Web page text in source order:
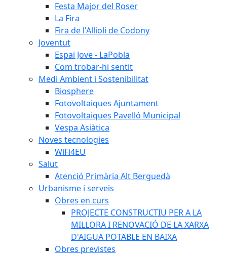
Festa Major del Roser
La Fira
Fira de l'Allioli de Codony
Joventut
Espai Jove - LaPobla
Com trobar-hi sentit
Medi Ambient i Sostenibilitat
Biosphere
Fotovoltaiques Ajuntament
Fotovoltaiques Pavelló Municipal
Vespa Asiàtica
Noves tecnologies
WiFi4EU
Salut
Atenció Primària Alt Berguedà
Urbanisme i serveis
Obres en curs
PROJECTE CONSTRUCTIU PER A LA
MILLORA I RENOVACIÓ DE LA XARXA
D'AIGUA POTABLE EN BAIXA
Obres previstes